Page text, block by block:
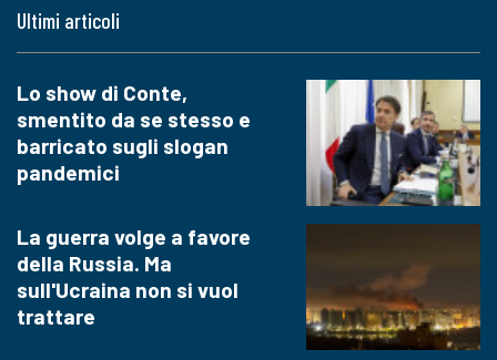
Ultimi articoli
Lo show di Conte,
smentito da se stesso e
barricato sugli slogan
pandemici
La guerra volge a favore
della Russia. Ma
sull'Ucraina non si vuol
trattare